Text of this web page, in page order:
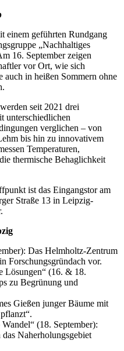
geführten Rundgang
„Nachhaltiges
16. September zeigen
vor Ort, wie sich
auch in heißen Sommern ohne
seit 2021 drei
unterschiedlichen
verglichen – von
bis hin zu innovativem
Temperaturen,
thermische Behaglichkeit
ist das Eingangstor am
Straße 13 in Leipzig-
Das Helmholtz-Zentrum
Forschungsgründach vor.
Lösungen“ (16. & 18.
zu Begrünung und
Gießen junger Bäume mit
(18. September):
Naherholungsgebiet